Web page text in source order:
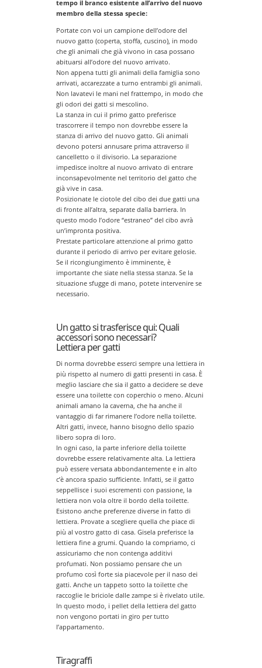
tempo il branco esistente all’arrivo del nuovo
membro della stessa specie:
Portate con voi un campione dell’odore del
nuovo gatto (coperta, stoffa, cuscino), in modo
che gli animali che già vivono in casa possano
abituarsi all’odore del nuovo arrivato.
Non appena tutti gli animali della famiglia sono
arrivati, accarezzate a turno entrambi gli animali.
Non lavatevi le mani nel frattempo, in modo che
gli odori dei gatti si mescolino.
La stanza in cui il primo gatto preferisce
trascorrere il tempo non dovrebbe essere la
stanza di arrivo del nuovo gatto. Gli animali
devono potersi annusare prima attraverso il
cancelletto o il divisorio. La separazione
impedisce inoltre al nuovo arrivato di entrare
inconsapevolmente nel territorio del gatto che
già vive in casa.
Posizionate le ciotole del cibo dei due gatti una
di fronte all’altra, separate dalla barriera. In
questo modo l’odore “estraneo” del cibo avrà
un’impronta positiva.
Prestate particolare attenzione al primo gatto
durante il periodo di arrivo per evitare gelosie.
Se il ricongiungimento è imminente, è
importante che siate nella stessa stanza. Se la
situazione sfugge di mano, potete intervenire se
necessario.
Un gatto si trasferisce qui: Quali
accessori sono necessari?
Lettiera per gatti
Di norma dovrebbe esserci sempre una lettiera in
più rispetto al numero di gatti presenti in casa. È
meglio lasciare che sia il gatto a decidere se deve
essere una toilette con coperchio o meno. Alcuni
animali amano la caverna, che ha anche il
vantaggio di far rimanere l’odore nella toilette.
Altri gatti, invece, hanno bisogno dello spazio
libero sopra di loro.
In ogni caso, la parte inferiore della toilette
dovrebbe essere relativamente alta. La lettiera
può essere versata abbondantemente e in alto
c’è ancora spazio sufficiente. Infatti, se il gatto
seppellisce i suoi escrementi con passione, la
lettiera non vola oltre il bordo della toilette.
Esistono anche preferenze diverse in fatto di
lettiera. Provate a scegliere quella che piace di
più al vostro gatto di casa. Gisela preferisce la
lettiera fine a grumi. Quando la compriamo, ci
assicuriamo che non contenga additivi
profumati. Non possiamo pensare che un
profumo così forte sia piacevole per il naso dei
gatti. Anche un tappeto sotto la toilette che
raccoglie le briciole dalle zampe si è rivelato utile.
In questo modo, i pellet della lettiera del gatto
non vengono portati in giro per tutto
l’appartamento.
Tiragraffi